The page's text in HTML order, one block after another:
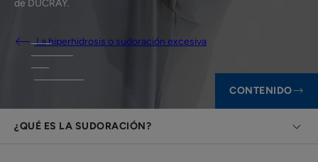
de DUCRAY.
La hiperhidrosis o sudoración excesiva
CONTENIDO
¿QUÉ ES LA SUDORACIÓN?